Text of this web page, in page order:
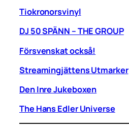
Tiokronorsvinyl
DJ 50 SPÄNN – THE GROUP
Försvenskat också!
Streamingjättens Utmarker
Den Inre Jukeboxen
The Hans Edler Universe